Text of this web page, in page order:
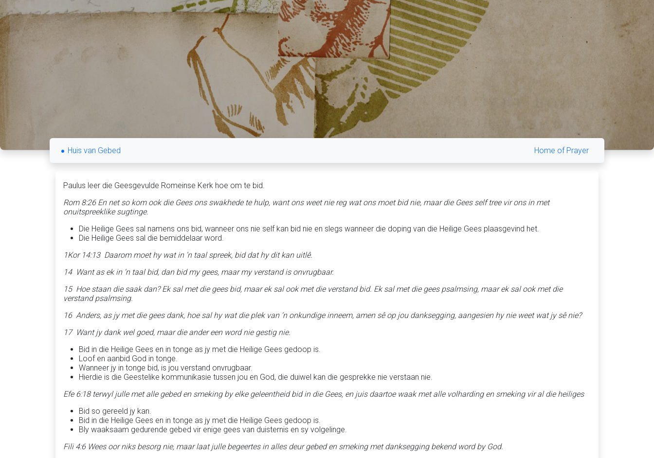
Huis van Gebed Home of Prayer
Paulus leer die Geesgevulde Romeinse Kerk hoe om te bid.
Rom 8:26 En net so kom ook die Gees ons swakhede te hulp, want ons weet nie reg wat ons moet bid nie, maar die Gees self tree vir ons in met
onuitspreeklike sugtinge.
Die Heilige Gees sal namens ons bid, wanneer ons nie self kan bid nie en slegs wanneer die doping van die Heilige Gees plaasgevind het.
Die Heilige Gees sal die bemiddelaar word.
1Kor 14:13 Daarom moet hy wat in ‘n taal spreek, bid dat hy dit kan uitlê.
14 Want as ek in ‘n taal bid, dan bid my gees, maar my verstand is onvrugbaar.
15 Hoe staan die saak dan? Ek sal met die gees bid, maar ek sal ook met die verstand bid. Ek sal met die gees psalmsing, maar ek sal ook met die
verstand psalmsing.
16 Anders, as jy met die gees dank, hoe sal hy wat die plek van ‘n onkundige inneem, amen sê op jou danksegging, aangesien hy nie weet wat jy sê nie?
17 Want jy dank wel goed, maar die ander een word nie gestig nie.
Bid in die Heilige Gees en in tonge as jy met die Heilige Gees gedoop is.
Loof en aanbid God in tonge.
Wanneer jy in tonge bid, is jou verstand onvrugbaar.
Hierdie is die Geestelike kommunikasie tussen jou en God, die duiwel kan die gesprekke nie verstaan nie.
Efe 6:18 terwyl julle met alle gebed en smeking by elke geleentheid bid in die Gees, en juis daartoe waak met alle volharding en smeking vir al die heiliges
Bid so gereeld jy kan.
Bid in die Heilige Gees en in tonge as jy met die Heilige Gees gedoop is.
Bly waaksaam gedurende gebed vir enige gees van duisternis en sy volgelinge.
Fili 4:6 Wees oor niks besorg nie, maar laat julle begeertes in alles deur gebed en smeking met danksegging bekend word by God.